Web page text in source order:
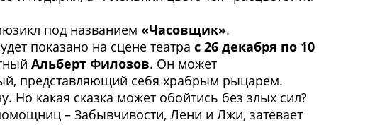
под названием «Часовщик».
показано на сцене театра с 26 декабря по 10
Альберт Филозов. Он может
представляющий себя храбрым рыцарем.
Но какая сказка может обойтись без злых сил?
– Забывчивости, Лени и Лжи, затевает